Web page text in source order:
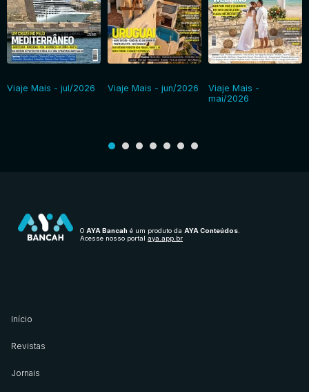
Viaje Mais - jul/2026 Viaje Mais - jun/2026
Viaje Mais -
mai/2026
O AYA Bancah é um produto da AYA Conteúdos.
Acesse nosso portal aya.app.br
Início
Revistas
Jornais